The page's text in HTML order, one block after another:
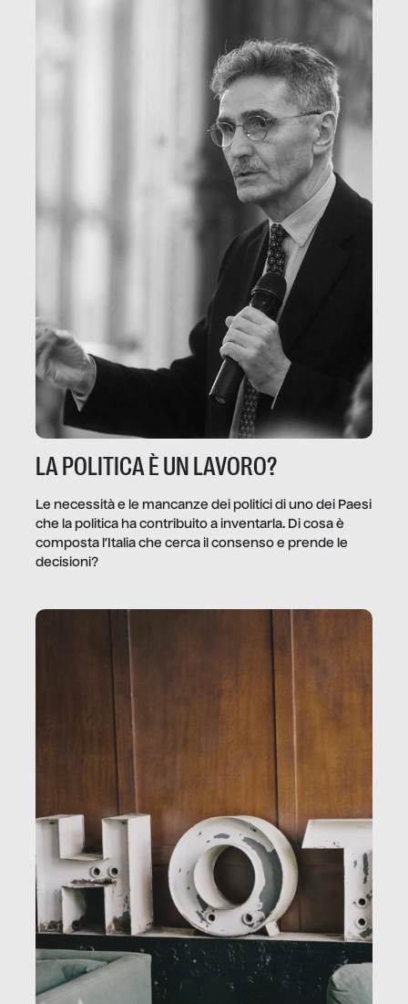
LA POLITICA È UN LAVORO?
Le necessità e le mancanze dei politici di uno dei Paesi
che la politica ha contribuito a inventarla. Di cosa è
composta l’Italia che cerca il consenso e prende le
decisioni?